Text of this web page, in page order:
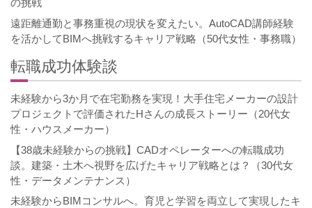
の挑戦
遠距離通勤と事務重視の現状を変えたい。AutoCAD講師経験
を活かしてBIMへ挑戦するキャリア戦略（50代女性・事務職）
転職成功体験談
未経験から3か月で在宅勤務を実現！大手住宅メーカーの設計
プロジェクトで評価されたHさんの成長ストーリー（20代女
性・ハウスメーカー）
【38歳未経験からの挑戦】CADオペレーターへの転職成功
談。建築・土木へ視野を広げたキャリア戦略とは？（30代女
性・データメンテナンス）
未経験からBIMコンサルへ。育児と学習を両立して実現したキ